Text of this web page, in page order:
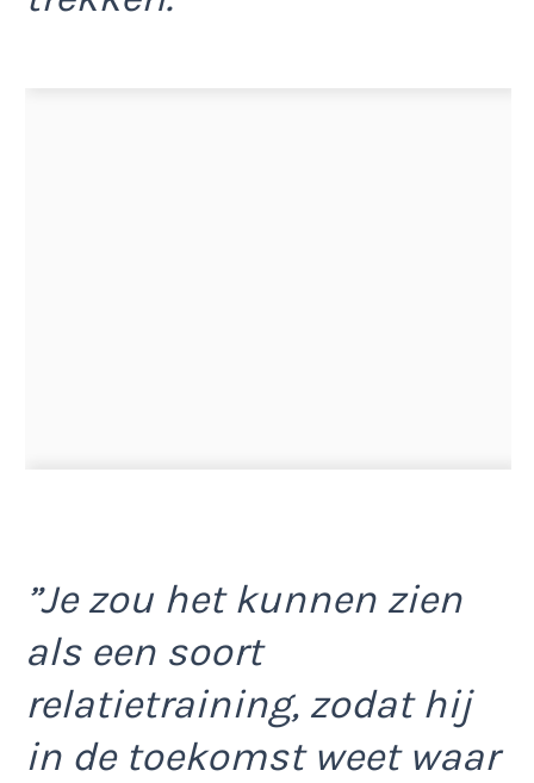
”Je zou het kunnen zien
als een soort
relatietraining, zodat hij
in de toekomst weet waar